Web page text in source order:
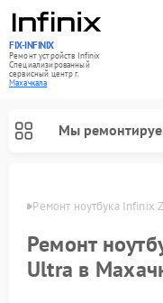
FIX-INFINIX
Ремонт устройств Infinix
Специализированный
cервисный центр г.
Махачкала
Мы
Ремонт ноутбука Infinix
Ремонт
Ultra в